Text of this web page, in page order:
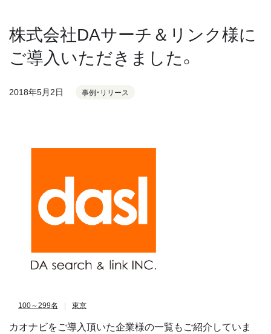
株式会社DAサーチ＆リンク様に
ご導入いただきました。
2018年5月2日 事例・リリース
100～299名 東京
カオナビをご導入頂いた企業様の一覧もご紹介していま